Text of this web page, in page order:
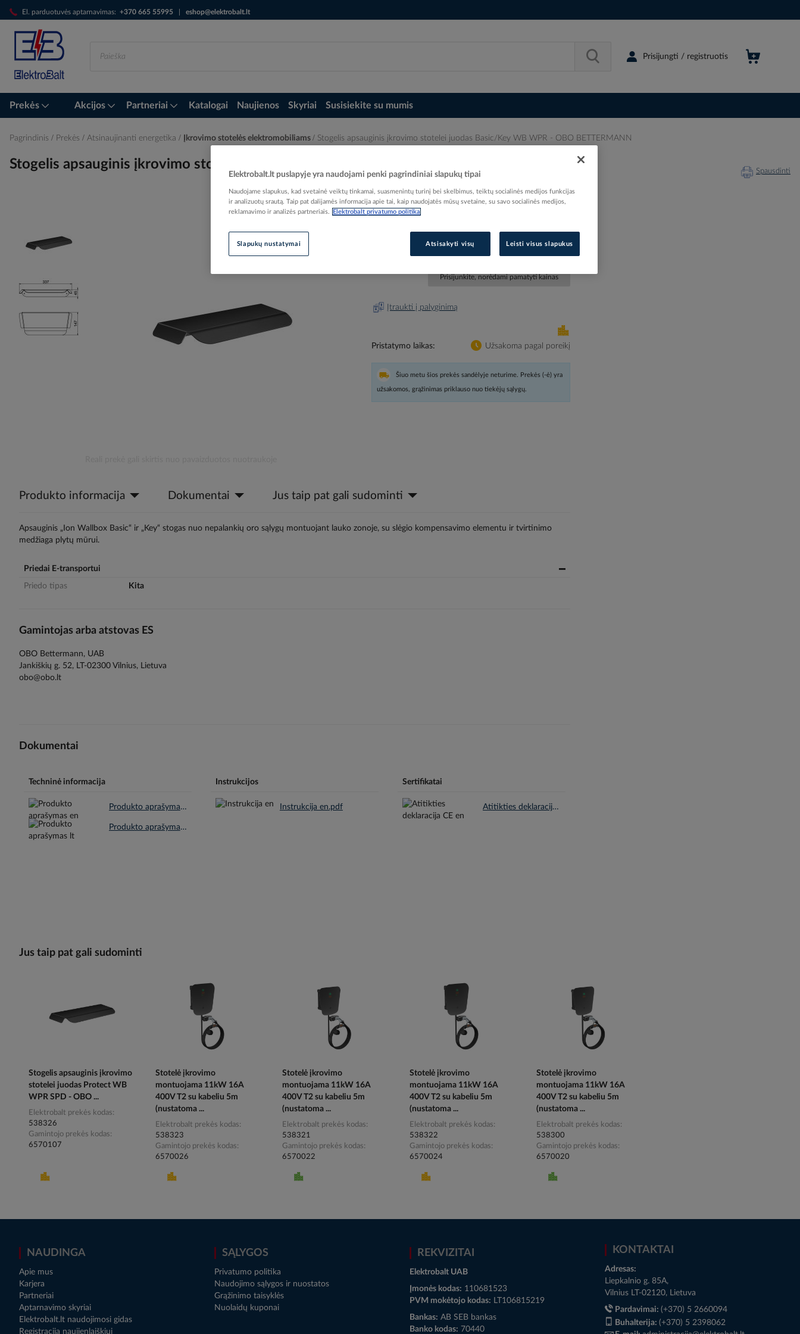
El. parduotuvės aptarnavimas: +370 665 55995 eshop@elektrobalt.lt
Skip
to
Content
Prisijungti / registruotis
Prekės Akcijos Partneriai Katalogai Naujienos Skyriai Susisiekite su mumis
Pagrindinis Prekės Atsinaujinanti energetika Įkrovimo stotelės elektromobiliams Stogelis apsauginis įkrovimo stotelei juodas Basic/Key WB WPR - OBO BETTERMANN
Stogelis apsauginis įkrovimo stotelei juodas Basic/Key WB WPR - OBO BETTERMANN Spausdinti
the
images
gallery
beginning
images
gallery
Prisijunkite, norėdami pamatyti kainas
Įtraukti į palyginimą
Pristatymo laikas Užsakoma pagal poreikį
Šiuo metu šios prekės sandėlyje neturime. Prekės (-ė) yra
užsakomos, grąžinimas priklauso nuo tiekėjų sąlygų.
Produkto informacija Dokumentai Jus taip pat gali sudominti
Apsauginis „Ion Wallbox Basic“ ir „Key“ stogas nuo nepalankių oro sąlygų montuojant lauko zonoje, su slėgio kompensavimo elementu ir tvirtinimo
medžiaga plytų mūrui.
Priedai E-transportui
Priedo tipas Kita
Gamintojas arba atstovas ES
OBO Bettermann, UAB
Jankiškių g. 52, LT-02300 Vilnius, Lietuva
obo@obo.lt
Dokumentai
Techninė informacija
Produkto aprašymas en.pdf
Produkto aprašymas lt.pdf
Instrukcijos
Instrukcija en.pdf
Sertifikatai
Atitikties deklaracija CE en.pdf
Jus taip pat gali sudominti
Stogelis apsauginis įkrovimo
stotelei juodas Protect WB
WPR SPD - OBO ...
Elektrobalt prekės kodas
538326
Gamintojo prekės kodas
6570107
Stotelė įkrovimo
montuojama 11kW 16A
400V T2 su kabeliu 5m
(nustatoma ...
Elektrobalt prekės kodas
538323
Gamintojo prekės kodas
6570026
Stotelė įkrovimo
montuojama 11kW 16A
400V T2 su kabeliu 5m
(nustatoma ...
Elektrobalt prekės kodas
538321
Gamintojo prekės kodas
6570022
Stotelė įkrovimo
montuojama 11kW 16A
400V T2 su kabeliu 5m
(nustatoma ...
Elektrobalt prekės kodas
538322
Gamintojo prekės kodas
6570024
Stotelė įkrovimo
montuojama 11kW 16A
400V T2 su kabeliu 5m
(nustatoma ...
Elektrobalt prekės kodas
538300
Gamintojo prekės kodas
6570020
NAUDINGA
Apie mus
Karjera
Partneriai
Aptarnavimo skyriai
Elektrobalt.lt naudojimosi gidas
Registracija naujienlaiškiui
SĄLYGOS
Privatumo politika
Naudojimo sąlygos ir nuostatos
Grąžinimo taisyklės
Nuolaidų kuponai
REKVIZITAI
Elektrobalt UAB
Įmonės kodas: 110681523
PVM mokėtojo kodas: LT106815219
Bankas: AB SEB bankas
Banko kodas: 70440
KONTAKTAI
Adresas:
Liepkalnio g. 85A,
Vilnius LT-02120, Lietuva
Pardavimai: (+370) 5 2660094
Buhalterija: (+370) 5 2398062
Elektrobalt.lt puslapyje yra naudojami penki pagrindiniai slapukų tipai
Naudojame slapukus, kad svetainė veiktų tinkamai, suasmenintų turinį bei skelbimus, teiktų socialinės medijos funkcijas
ir analizuotų srautą. Taip pat dalijamės informacija apie tai, kaip naudojatės mūsų svetaine, su savo socialinės medijos,
reklamavimo ir analizės partneriais.
Elektrobalt privatumo politika
Slapukų nustatymai Atsisakyti visų Leisti visus slapukus